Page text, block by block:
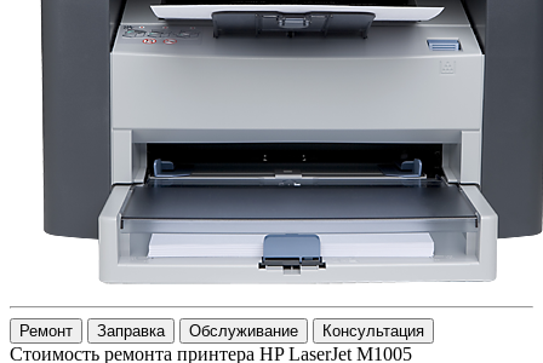
Ремонт Заправка Обслуживание Консультация
Стоимость ремонта принтера HP LaserJet M1005